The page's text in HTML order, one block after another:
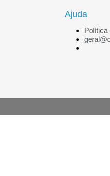
Ajuda
Política